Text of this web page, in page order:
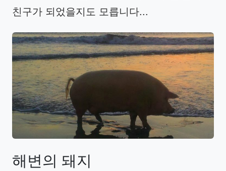
친구가 되었을지도 모릅니다...
해변의 돼지